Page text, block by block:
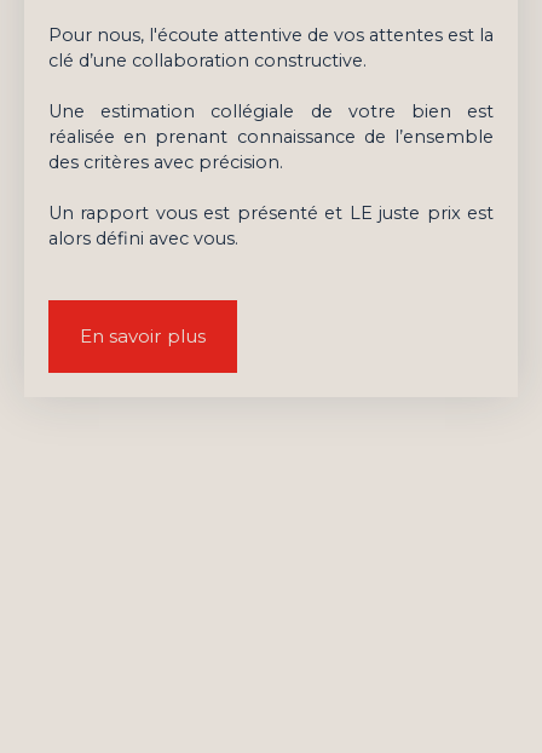
Pour nous, l'écoute attentive de vos attentes est la
clé d’une collaboration constructive.
Une estimation collégiale de votre bien est
réalisée en prenant connaissance de l’ensemble
des critères avec précision.
Un rapport vous est présenté et LE juste prix est
alors défini avec vous.
En savoir plus